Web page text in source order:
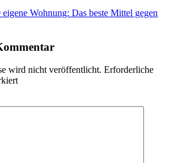
eigene Wohnung: Das beste Mittel gegen
wird nicht veröffentlicht. Erforderliche